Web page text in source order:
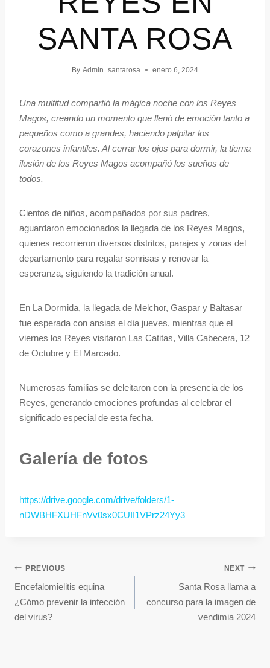
SANTA ROSA
By Admin_santarosa enero 6, 2024
Una multitud compartió la mágica noche con los Reyes
Magos, creando un momento que llenó de emoción tanto a
pequeños como a grandes, haciendo palpitar los
corazones infantiles. Al cerrar los ojos para dormir, la tierna
ilusión de los Reyes Magos acompañó los sueños de
todos.
Cientos de niños, acompañados por sus padres,
aguardaron emocionados la llegada de los Reyes Magos,
quienes recorrieron diversos distritos, parajes y zonas del
departamento para regalar sonrisas y renovar la
esperanza, siguiendo la tradición anual.
En La Dormida, la llegada de Melchor, Gaspar y Baltasar
fue esperada con ansias el día jueves, mientras que el
viernes los Reyes visitaron Las Catitas, Villa Cabecera, 12
de Octubre y El Marcado.
Numerosas familias se deleitaron con la presencia de los
Reyes, generando emociones profundas al celebrar el
significado especial de esta fecha.
Galería de fotos
https://drive.google.com/drive/folders/1-
nDWBHFXUHFnVv0sx0CUII1VPrz24Yy3
PREVIOUS
Encefalomielitis equina
¿Cómo prevenir la infección
del virus?
NEXT
Santa Rosa llama a
concurso para la imagen de
vendimia 2024